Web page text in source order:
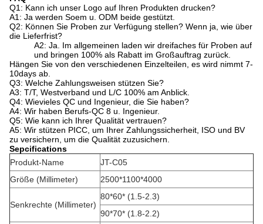
Q1: Kann ich unser Logo auf Ihren Produkten drucken?
A1: Ja werden Soem u. ODM beide gestützt.
Q2: Können Sie Proben zur Verfügung stellen? Wenn ja, wie über
die Lieferfrist?
A2: Ja. Im allgemeinen laden wir dreifaches für Proben auf
und bringen 100% als Rabatt im Großauftrag zurück.
Hängen Sie von den verschiedenen Einzelteilen, es wird nimmt 7-
10days ab.
Q3: Welche Zahlungsweisen stützen Sie?
A3: T/T, Westverband und L/C 100% am Anblick.
Q4: Wievieles QC und Ingenieur, die Sie haben?
A4: Wir haben Berufs-QC 8 u. Ingenieur.
Q5: Wie kann ich Ihrer Qualität vertrauen?
A5: Wir stützen PICC, um Ihrer Zahlungssicherheit, ISO und BV
zu versichern, um die Qualität zuzusichern.
Sepcifications
Produkt-Name
JT-C05
Größe (Millimeter)
2500*1100*4000
Senkrechte (Millimeter)
80*60* (1.5-2.3)
90*70* (1.8-2.2)